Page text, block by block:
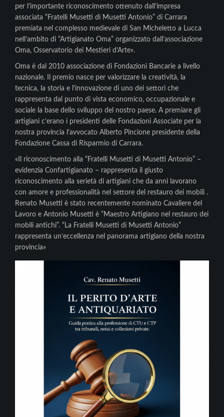
per l’importante riconoscimento ottenuto dall’impresa
associata “Fratelli Musetti di Musetti Antonio” di Carrara
premiata nel complesso medievale di San Micheletto a Lucca
nell’ambito di “Artigianato Oma” organizzato dall’associazione
Oma, Osservatorio dei Mestieri d’Arte».
Oma è dal 2010 associazione di Fondazioni Bancarie a livello
nazionale. Il premio nasce per valorizzare la creatività, la
tecnica, la storia e l’innovazione di uno dei settori che
rappresenta dal punto di vista economico, occupazionale e
sociale la base dello sviluppo del nostro paese. A premiare gli
artigiani c’erano i presidenti delle Fondazioni Associate per la
nostra provincia l’avvocato Alberto Pincione presidente della
Fondazione Cassa di Risparmio di Carrara.
«Il riconoscimento alla “Fratelli Musetti di Musetti Antonio” –
evidenzia Confartigianato – rappresenta il giusto
riconoscimento alla serietà di artigiani che da anni lavorano
con amore e professionalità nel settore del restauro dei mobili .
Renato Musetti è stato recentemente nominato Cavaliere del
Lavoro e Antonio Musetti è “Maestro Artigiano nel restauro dei
mobili antichi”. “La Fratelli Musetti di Musetti Antonio”
rappresenta un’eccellenza nel panorama artigiano della nostra
provincia»